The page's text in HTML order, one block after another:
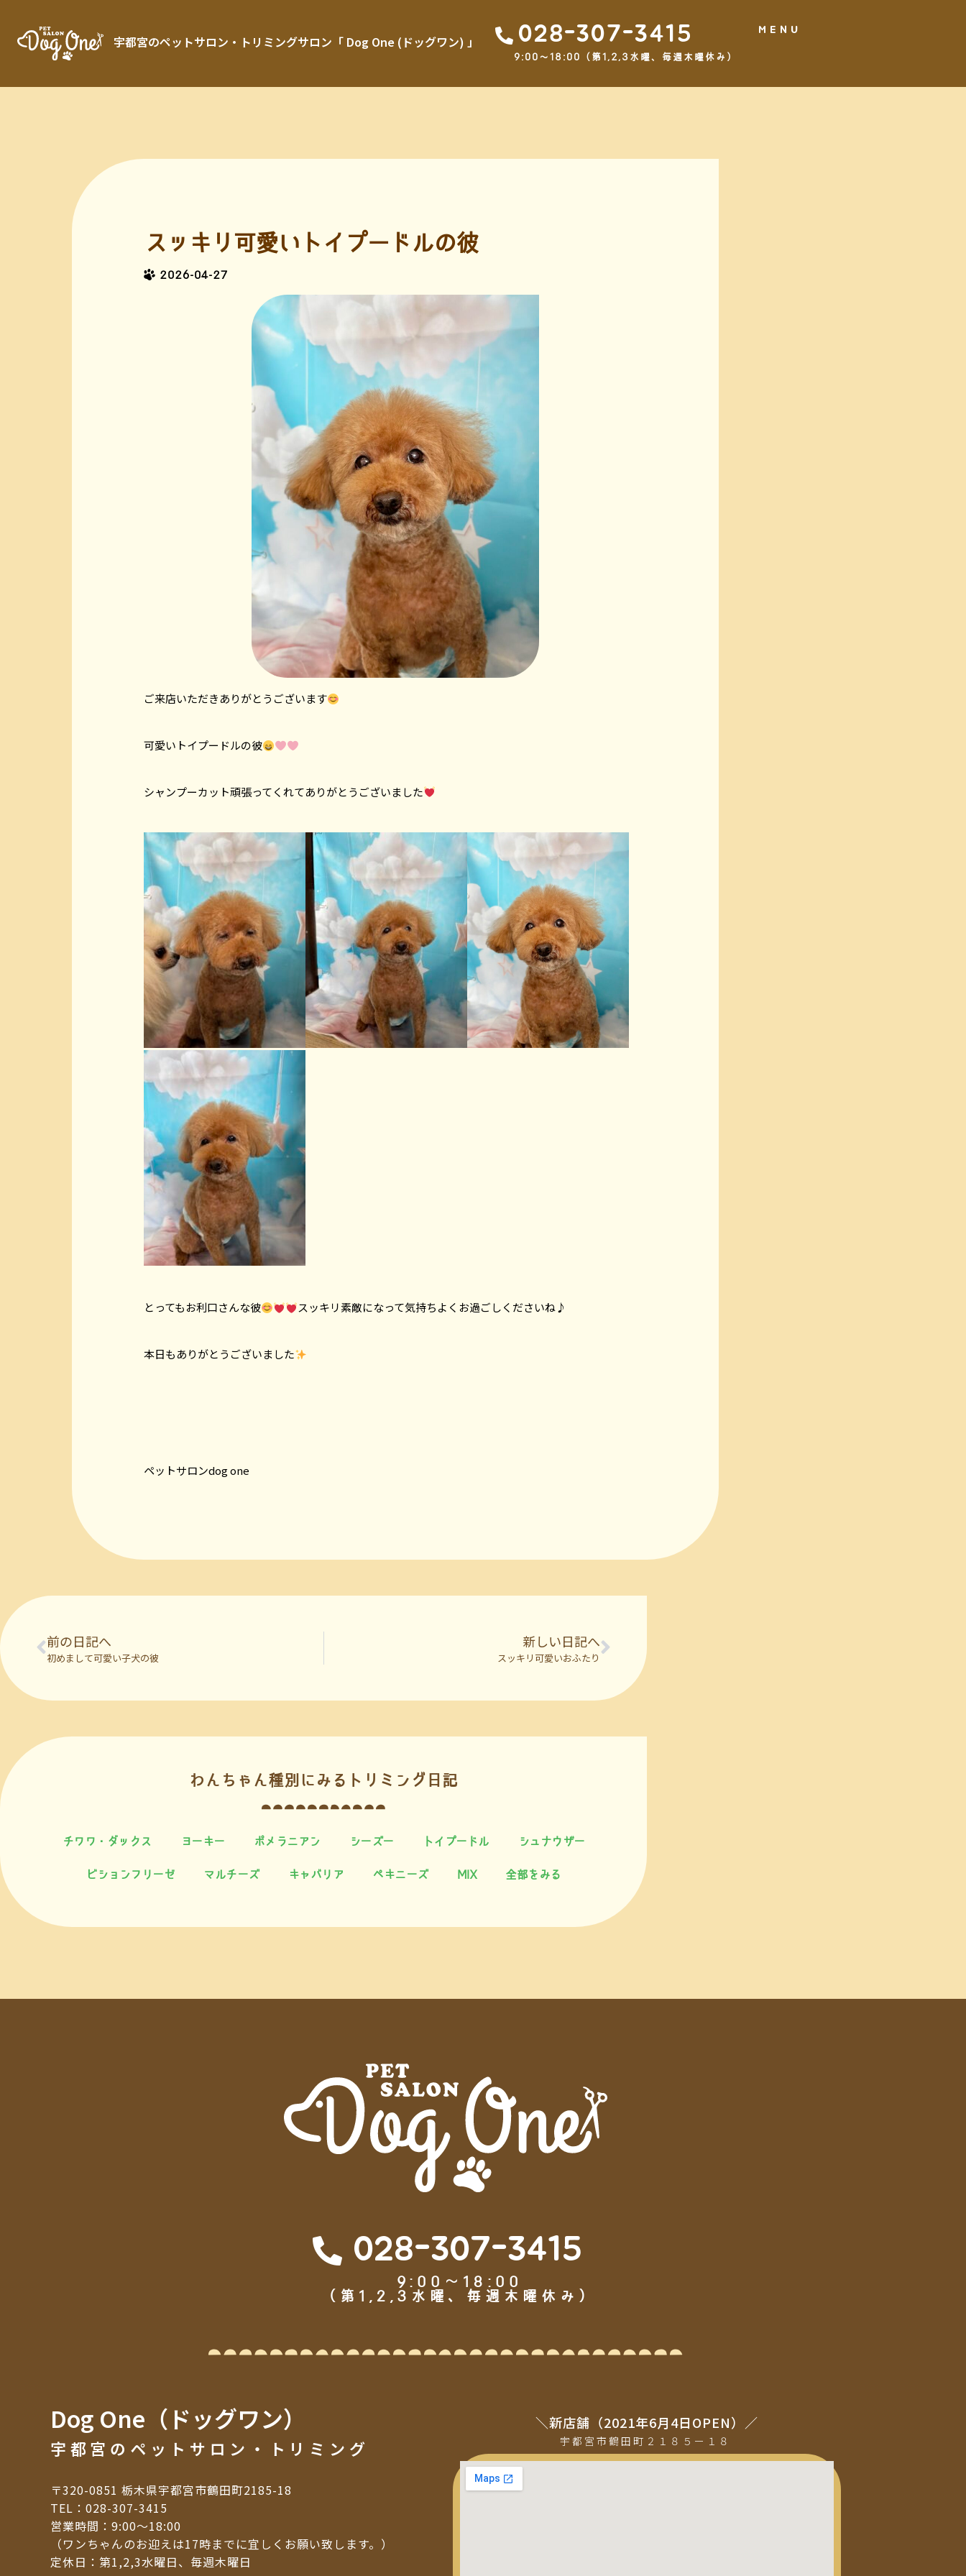
宇都宮のペットサロン・トリミングサロン「 Dog One (ドッグワン) 」 028-307-3415
9:00～18:00（第1,2,3水曜、毎週木曜休み）
MENU
スッキリ可愛いトイプードルの彼
2026-04-27
ご来店いただきありがとうございます
可愛いトイプードルの彼
シャンプーカット頑張ってくれてありがとうございました
とってもお利口さんな彼 スッキリ素敵になって気持ちよくお過ごしくださいね♪
本日もありがとうございました
ペットサロンdog one
前の日記へ
初めまして可愛い子犬の彼
新しい日記へ
スッキリ可愛いおふたり
わんちゃん種別にみるトリミング日記
チワワ・ダックス ヨーキー ポメラニアン シーズー トイプードル シュナウザー
ビションフリーゼ マルチーズ キャバリア ペキニーズ MIX 全部をみる
028-307-3415
9:00～18:00
（第1,2,3水曜、毎週木曜休み）
Dog One（ドッグワン）
宇都宮のペットサロン・トリミング
〒320-0851 栃木県宇都宮市鶴田町2185-18
TEL： 028-307-3415
営業時間：9:00～18:00
（ワンちゃんのお迎えは17時までに宜しくお願い致します。）
定休日：第1,2,3水曜日、毎週木曜日
＼新店舗（2021年6月4日OPEN）／
宇都宮市鶴田町２１８５ー１８